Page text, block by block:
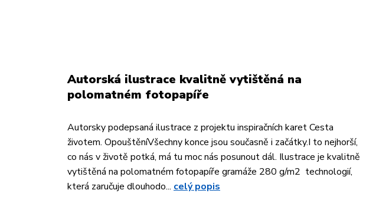
Autorská ilustrace kvalitně vytištěná na
polomatném fotopapíře
Autorsky podepsaná ilustrace z projektu inspiračních karet Cesta
životem. OpouštěníVšechny konce jsou současně i začátky.I to nejhorší,
co nás v životě potká, má tu moc nás posunout dál. Ilustrace je kvalitně
vytištěná na polomatném fotopapíře gramáže 280 g/m2 technologií,
která zaručuje dlouhodo... celý popis